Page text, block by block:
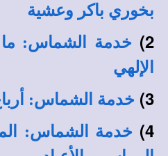
بخوري باكر وعشية
2)
خدمة الشماس: ما
الإلهي
3) خدمة الشماس:
4)
خدمة الشماس: